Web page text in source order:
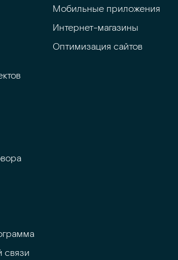
Мобильные приложения
Интернет-магазины
Оптимизация сайтов